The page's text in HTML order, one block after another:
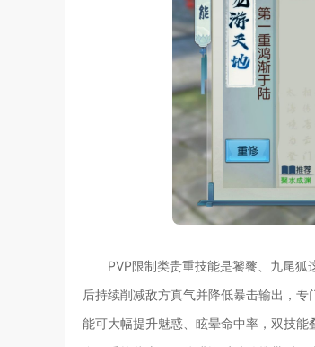
PVP限制类贵重技能是饕餮、九尾
后持续削减敌方真气并降低暴击输出，
能可大幅提升魅惑、眩晕命中率，双技